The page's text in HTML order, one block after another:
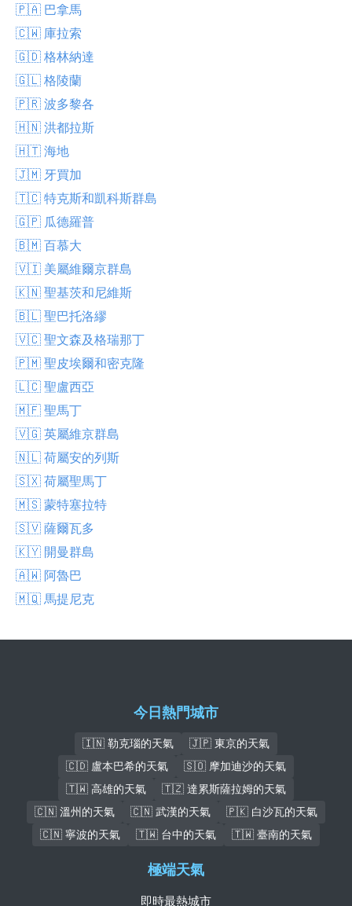
🇵🇦 巴拿馬
🇨🇼 庫拉索
🇬🇩 格林納達
🇬🇱 格陵蘭
🇵🇷 波多黎各
🇭🇳 洪都拉斯
🇭🇹 海地
🇯🇲 牙買加
🇹🇨 特克斯和凱科斯群島
🇬🇵 瓜德羅普
🇧🇲 百慕大
🇻🇮 美屬維爾京群島
🇰🇳 聖基茨和尼維斯
🇧🇱 聖巴托洛繆
🇻🇨 聖文森及格瑞那丁
🇵🇲 聖皮埃爾和密克隆
🇱🇨 聖盧西亞
🇲🇫 聖馬丁
🇻🇬 英屬維京群島
🇳🇱 荷屬安的列斯
🇸🇽 荷屬聖馬丁
🇲🇸 蒙特塞拉特
🇸🇻 薩爾瓦多
🇰🇾 開曼群島
🇦🇼 阿魯巴
🇲🇶 馬提尼克
今日熱門城市
🇮🇳 勒克瑙的天氣
🇯🇵 東京的天氣
🇨🇩 盧本巴希的天氣
🇸🇴 摩加迪沙的天氣
🇹🇼 高雄的天氣
🇹🇿 達累斯薩拉姆的天氣
🇨🇳 溫州的天氣
🇨🇳 武漢的天氣
🇵🇰 白沙瓦的天氣
🇨🇳 寧波的天氣
🇹🇼 台中的天氣 🇹🇼 臺南的天氣
極端天氣
即時最熱城市